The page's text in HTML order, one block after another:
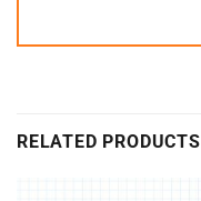
RELATED PRODUCTS